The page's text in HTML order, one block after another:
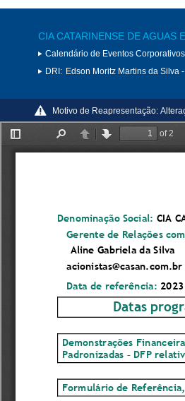
CIA CATARINENSE DE AGUAS
Calendário de Eventos Corporativos
DRI: Edson Moritz Martins da Silva
Motivo de Reapresentação: